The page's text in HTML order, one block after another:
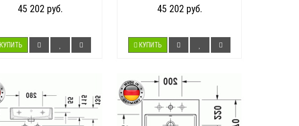
45 202 руб.
КУПИТЬ
45 202 руб.
КУПИТЬ